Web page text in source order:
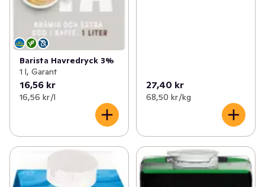
Barista Havredryck 3%
1 l, Garant
16,56 kr
16,56 kr /l
27,40 kr
68,50 kr /kg